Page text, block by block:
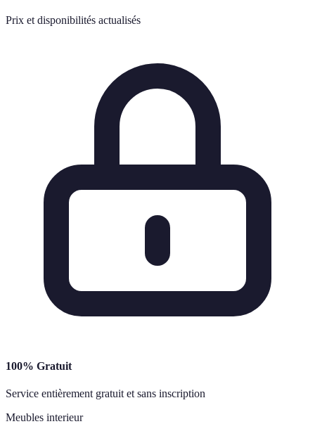
Prix et disponibilités actualisés
100% Gratuit
Service entièrement gratuit et sans inscription
Meubles interieur